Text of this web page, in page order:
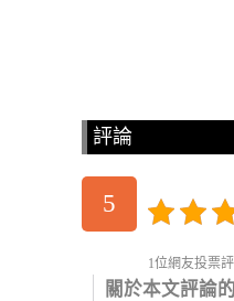
評論
5
1位網友投票
關於本文評論